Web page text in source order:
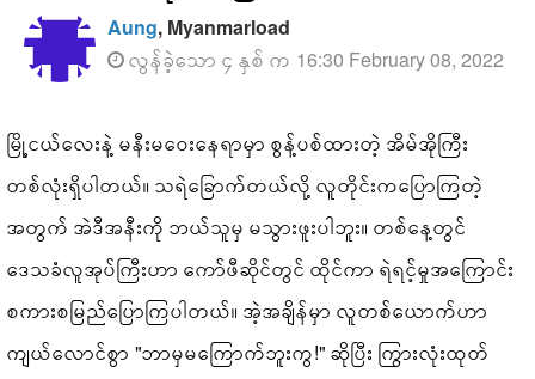
Aung, Myanmarload
လွန်ခဲ့သော ၄ နှစ် က 16:30 February 08, 2022
မြို့ငယ်လေးနဲ့ မနီးမဝေးနေရာမှာ စွန့်ပစ်ထားတဲ့ အိမ်အိုကြီး
တစ်လုံးရှိပါတယ်။ သရဲခြောက်တယ်လို့ လူတိုင်းကပြောကြတဲ့
အတွက် အဲဒီအနီးကို ဘယ်သူမှ မသွားဖူးပါဘူး။ တစ်နေ့တွင်
ဒေသခံလူအုပ်ကြီးဟာ ကော်ဖီဆိုင်တွင် ထိုင်ကာ ရဲရင့်မှုအကြောင်း
စကားစမြည်ပြောကြပါတယ်။ အဲ့အချိန်မှာ လူတစ်ယောက်ဟာ
ကျယ်လောင်စွာ "ဘာမှမကြောက်ဘူးကွ!" ဆိုပြီး ကြွားလုံးထုတ်